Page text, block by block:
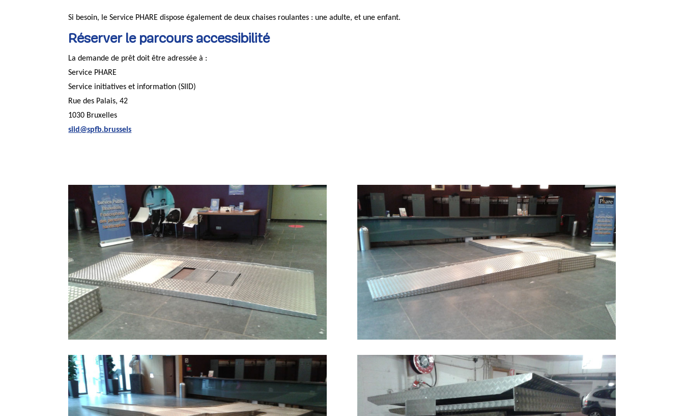
Si besoin, le Service PHARE dispose également de deux chaises roulantes : une adulte, et une enfant.
Réserver le parcours accessibilité
La demande de prêt doit être adressée à :
Service PHARE
Service initiatives et information (SIID)
Rue des Palais, 42
1030 Bruxelles
siid@spfb.brussels